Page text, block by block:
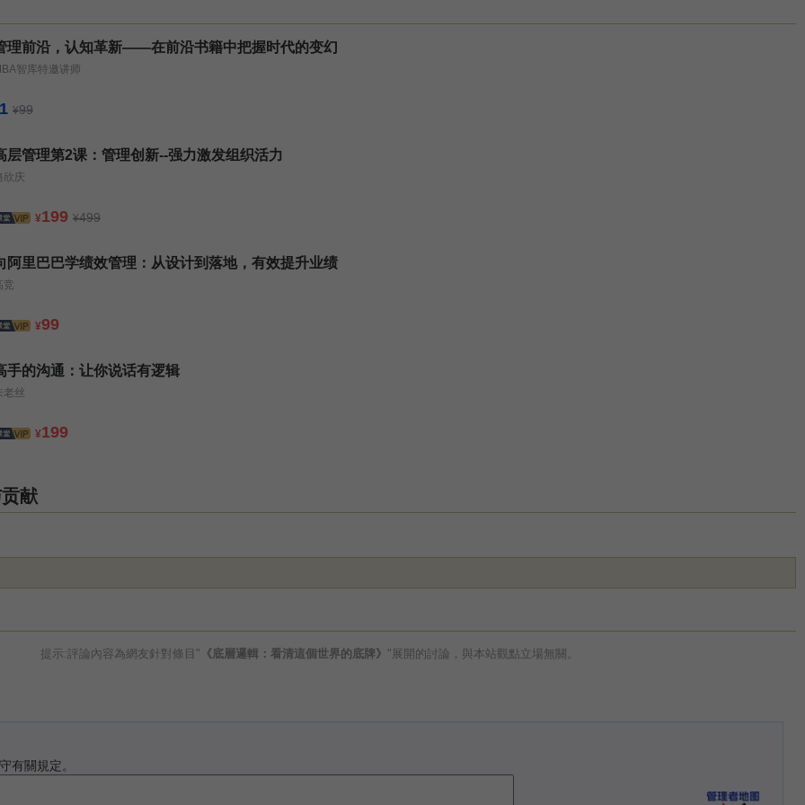
理前沿，认知革新——在前沿书籍中把握时代的变幻
智库特邀讲师
1 ¥99
层管理第2课：管理创新--强力激发组织活力
欣庆
¥199 ¥499
阿里巴巴学绩效管理：从设计到落地，有效提升业绩
竞
¥99
手的沟通：让你说话有逻辑
老丝
¥199
献
提示:評論內容為網友針對條目" 《底層邏輯：看清這個世界的底牌》 "展開的討論，與本站觀點立場無關。
有關規定。